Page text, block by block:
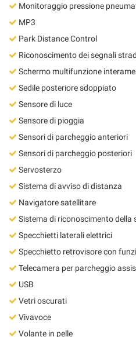
Monitoraggio pressione
MP3
Park Distance Control
Riconoscimento dei segnali
Schermo multifunzione
Sedile posteriore sdoppiato
Sensore di luce
Sensore di pioggia
Sensori di parcheggio anteriori
Sensori di parcheggio posteriori
Servosterzo
Sistema di avviso di distanza
Navigatore satellitare
Sistema di riconoscimento della
Specchietti laterali elettrici
Specchietto retrovisore con
Telecamera per parcheggio
USB
Vetri oscurati
Vivavoce
Volante in pelle